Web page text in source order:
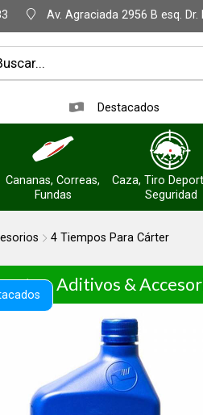
Av. Agraciada 2956 B esq.
Destacados
Cananas, Correas,
Fundas
Caza, Tiro
Seguridad
4 Tiempos Para Cárter
Aditivos &